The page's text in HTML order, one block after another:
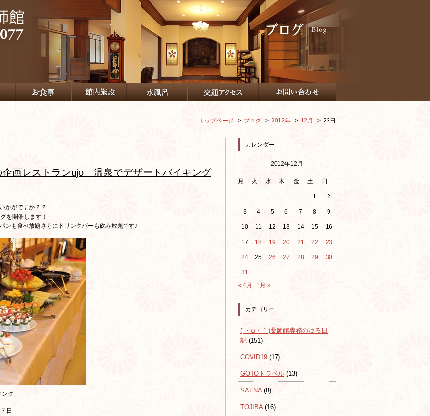
トップページ ブログ 2012年 12月 23日
画レストランujo 温泉でデザートバイキング
かがですか？？
を開催します！
ンも食べ放題さらにドリンクバーも飲み放題です♪
グ」
日
カレンダー
2012年12月
月 火 水 木 金 土 日
1 2
3 4 5 6 7 8 9
10 11 12 13 14 15 16
17 18 19 20 21 22 23
24 25 26 27 28 29 30
31
« 4月
1月 »
カテゴリー
(´・ω・｀)薬師館専務のゆる日
記 (151)
COVID19 (17)
GOTOトラベル (13)
SAUNA(8)
TOJIBA(16)